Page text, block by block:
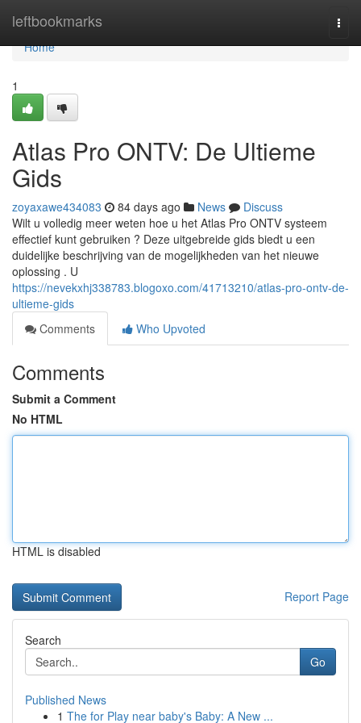
leftbookmarks
Home
Home
1
Atlas Pro ONTV: De Ultieme
Gids
zoyaxawe434083 84 days ago News
Discuss
Wilt u volledig meer weten hoe u het Atlas Pro ONTV systeem
effectief kunt gebruiken ? Deze uitgebreide gids biedt u een
duidelijke beschrijving van de mogelijkheden van het nieuwe
oplossing . U
https://nevekxhj338783.blogoxo.com/41713210/atlas-pro-ontv-de-
ultieme-gids
Comments
Who Upvoted
Comments
Submit a Comment
No HTML
HTML is disabled
Report Page
Search
Go
Published News
1 The for Play near baby's Baby: A New ...